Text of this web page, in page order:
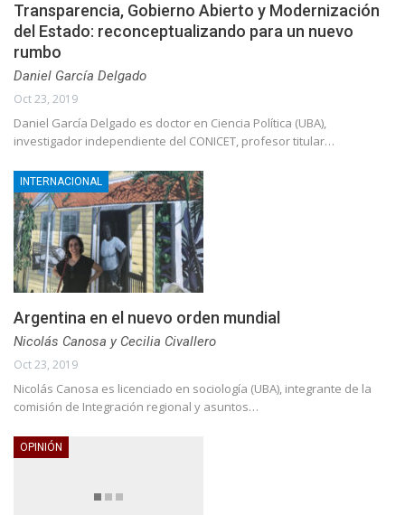
Transparencia, Gobierno Abierto y Modernización
del Estado: reconceptualizando para un nuevo
rumbo
Daniel García Delgado
Oct 23, 2019
Daniel García Delgado es doctor en Ciencia Política (UBA),
investigador independiente del CONICET, profesor titular…
INTERNACIONAL
Argentina en el nuevo orden mundial
Nicolás Canosa y Cecilia Civallero
Oct 23, 2019
Nicolás Canosa es licenciado en sociología (UBA), integrante de la
comisión de Integración regional y asuntos…
OPINIÓN